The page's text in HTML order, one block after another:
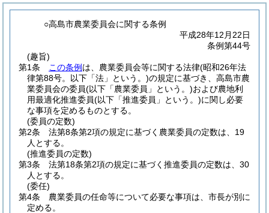
○高島市農業委員会に関する条例
平成28年12月22日
条例第44号
(趣旨)
第1条
この条例 は、農業委員会等に関する法律(昭和26年法
律第88号。以下「法」という。)の規定に基づき、高島市農
業委員会の委員(以下「農業委員」という。)および農地利
用最適化推進委員(以下「推進委員」という。)に関し必要
な事項を定めるものとする。
(委員の定数)
第2条
法第8条第2項の規定に基づく農業委員の定数は、19
人とする。
(推進委員の定数)
第3条
法第18条第2項の規定に基づく推進委員の定数は、30
人とする。
(委任)
第4条
農業委員の任命等について必要な事項は、市長が別に
定める。